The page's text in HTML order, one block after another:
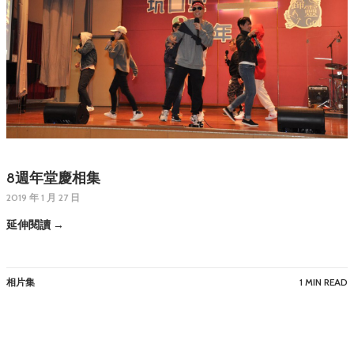
8週年堂慶相集
2019 年 1 月 27 日
延伸閱讀 →
相片集 1 MIN READ